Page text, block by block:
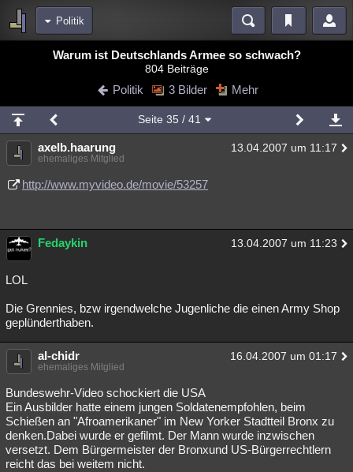
Politik
Blogs Videos
Chat Wiki Neuigkeiten
meine Rubriken
Menschen Wissenschaft Mystery Kriminalfälle
Spiritualität Verschwörungen Technologie
weitere Rubriken
Philosophie
Musik Clash
Übersichten
Besucht Teilgenommen
Lesenswert Schlüsselwörter
Warum ist Deutschlands Armee so schwach?
804 Beiträge
Politik 3 Bilder Mehr
Seite 35 / 41
axelb.haarung 13.04.2007 um 11:17
ehemaliges Mitglied
http://www.myvideo.de/movie/53257
Fedaykin 13.04.2007 um 11:23
LOL
Die Grennies, bzw irgendwelche Jugenliche die einen Army Shop
geplünderthaben.
al-chidr 16.04.2007 um 01:17
ehemaliges Mitglied
Bundeswehr-Video schockiert die USA
Ein Ausbilder hatte einem jungen Soldatenempfohlen, beim
Schießen an "Afroamerikaner" im New Yorker Stadtteil Bronx zu
denken.Dabei wurde er gefilmt. Der Mann wurde inzwischen
versetzt. Dem Bürgermeister der Bronxund US-Bürgerrechtlern
reicht das bei weitem nicht.